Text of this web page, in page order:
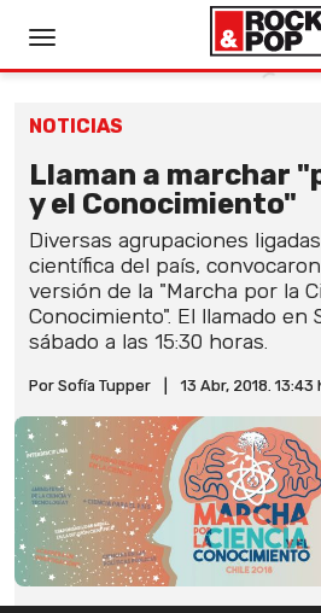
NOTICIAS
Llaman a marchar
y el Conocimiento"
Diversas agrupaciones
científica del país,
versión de la "Marcha por la
Conocimiento". El llamado en
sábado a las 15:30 horas.
Por Sofía Tupper 13 Abr, 2018. 13:43